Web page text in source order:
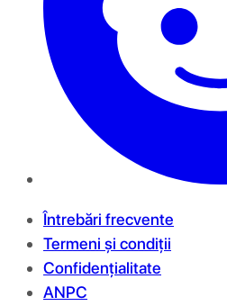
Întrebări frecvente
Termeni și condiții
Confidențialitate
ANPC